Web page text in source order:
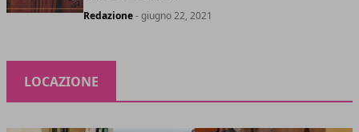
Redazione- giugno 22, 2021
LOCAZIONE